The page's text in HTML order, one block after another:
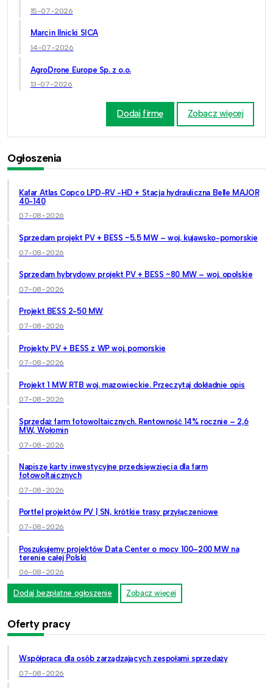
15-07-2026
Marcin Ilnicki SICA
14-07-2026
AgroDrone Europe Sp. z o.o.
13-07-2026
Dodaj firmę Zobacz więcej
Ogłoszenia
Kafar Atlas Copco LPD-RV -HD + Stacja hydrauliczna Belle MAJOR
40-140
07-08-2026
Sprzedam projekt PV + BESS ~5,5 MW – woj. kujawsko-pomorskie
07-08-2026
Sprzedam hybrydowy projekt PV + BESS ~80 MW – woj. opolskie
07-08-2026
Projekt BESS 2-50 MW
07-08-2026
Projekty PV + BESS z WP woj. pomorskie
07-08-2026
Projekt 1 MW RTB woj. mazowieckie. Przeczytaj dokładnie opis
07-08-2026
Sprzedaż farm fotowoltaicznych. Rentowność 14% rocznie – 2,6
MW, Wołomin
07-08-2026
Napiszę karty inwestycyjne przedsięwzięcia dla farm
fotowoltaicznych
07-08-2026
Portfel projektów PV | SN, krótkie trasy przyłączeniowe
07-08-2026
Poszukujemy projektów Data Center o mocy 100–200 MW na
terenie całej Polski
06-08-2026
Dodaj bezpłatne ogłoszenie Zobacz więcej
Oferty pracy
Współpraca dla osób zarządzających zespołami sprzedaży
07-08-2026